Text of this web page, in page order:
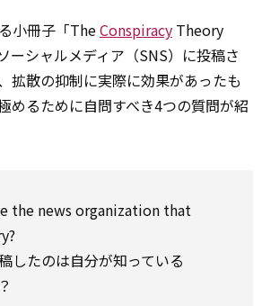
小冊子「TheConspiracy Theory
ーシャルメディア（SNS）に投稿さ
拡散の抑制に実際に効果があったも
めるために自問すべき4つの質問が紹
the news organization that
したのは自分が知っている